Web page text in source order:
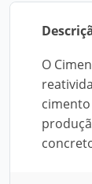
O